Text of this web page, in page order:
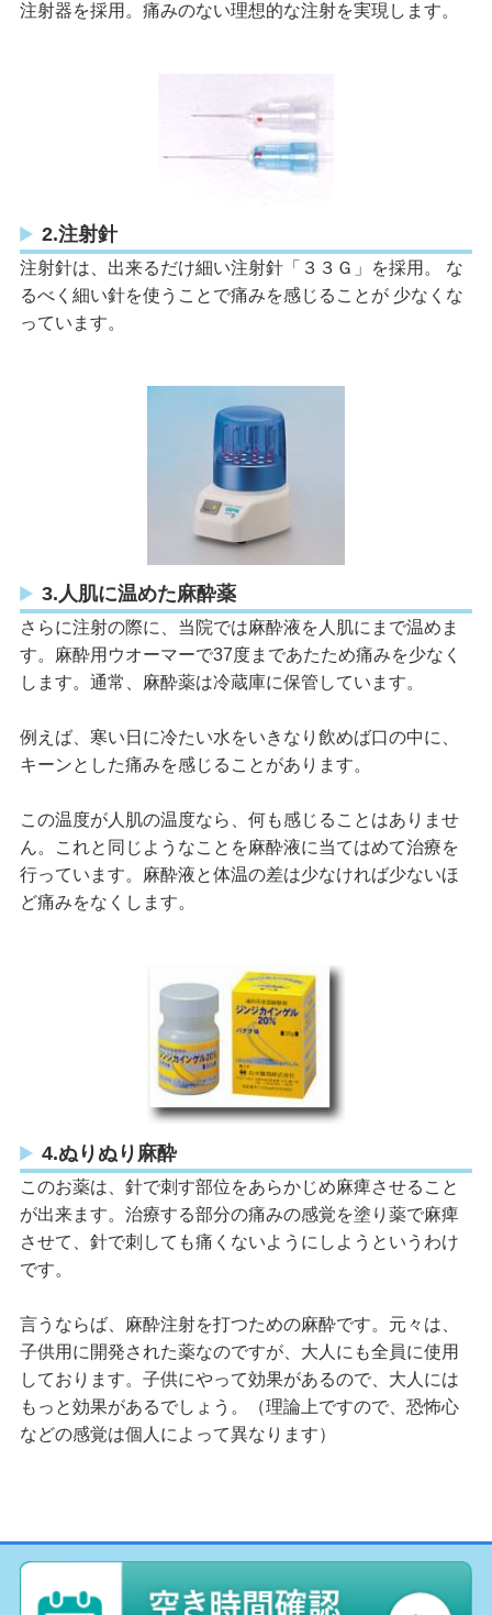
注射器を採用。痛みのない理想的な注射を実現します。
2.注射針
注射針は、出来るだけ細い注射針「３３Ｇ」を採用。 な
るべく細い針を使うことで痛みを感じることが 少なくな
っています。
3.人肌に温めた麻酔薬
さらに注射の際に、当院では麻酔液を人肌にまで温めま
す。麻酔用ウオーマーで37度まであたため痛みを少なく
します。通常、麻酔薬は冷蔵庫に保管しています。
例えば、寒い日に冷たい水をいきなり飲めば口の中に、
キーンとした痛みを感じることがあります。
この温度が人肌の温度なら、何も感じることはありませ
ん。これと同じようなことを麻酔液に当てはめて治療を
行っています。麻酔液と体温の差は少なければ少ないほ
ど痛みをなくします。
4.ぬりぬり麻酔
このお薬は、針で刺す部位をあらかじめ麻痺させること
が出来ます。治療する部分の痛みの感覚を塗り薬で麻痺
させて、針で刺しても痛くないようにしようというわけ
です。
言うならば、麻酔注射を打つための麻酔です。元々は、
子供用に開発された薬なのですが、大人にも全員に使用
しております。子供にやって効果があるので、大人には
もっと効果があるでしょう。（理論上ですので、恐怖心
などの感覚は個人によって異なります）